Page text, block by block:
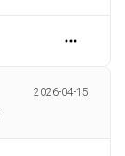
2026-04-15